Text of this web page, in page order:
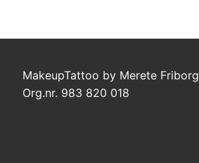
MakeupTattoo by Merete Friborg
Org.nr. 983 820 018